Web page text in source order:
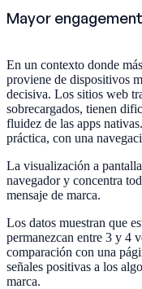
Mayor
En un contexto donde
proviene de dispositivos
decisiva. Los sitios web
sobrecargados, tienen
fluidez de las apps
práctica, con una
La visualización a
navegador y concentra
mensaje de marca.
Los datos muestran que
permanezcan entre 3 y 4
comparación con una
señales positivas a los
marca.